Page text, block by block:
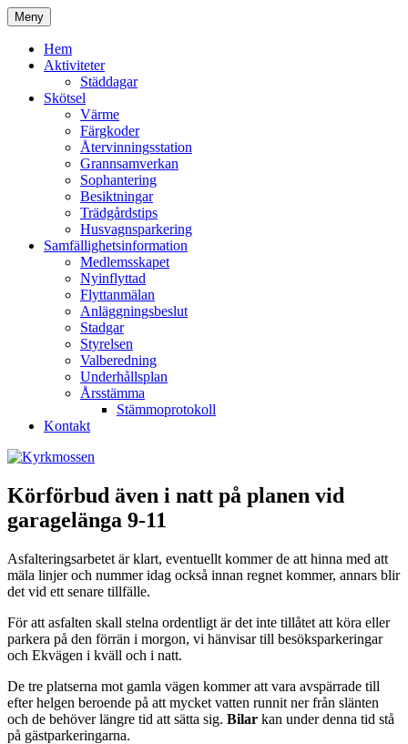
Hoppa
till
innehåll
Kyrkmossen
Meny
Hem
Aktiviteter
Städdagar
Skötsel
Värme
Färgkoder
Återvinningsstation
Grannsamverkan
Sophantering
Besiktningar
Trädgårdstips
Husvagnsparkering
Samfällighetsinformation
Medlemsskapet
Nyinflyttad
Flyttanmälan
Anläggningsbeslut
Stadgar
Styrelsen
Valberedning
Underhållsplan
Årsstämma
Stämmoprotokoll
Kontakt
Körförbud även i natt på planen vid
garagelänga 9-11
Asfalteringsarbetet är klart, eventuellt kommer de att hinna med att
mäla linjer och nummer idag också innan regnet kommer, annars blir
det vid ett senare tillfälle.
För att asfalten skall stelna ordentligt är det inte tillåtet att köra eller
parkera på den förrän i morgon, vi hänvisar till besöksparkeringar
och Ekvägen i kväll och i natt.
De tre platserna mot gamla vägen kommer att vara avspärrade till
efter helgen beroende på att mycket vatten runnit ner från slänten
och de behöver längre tid att sätta sig. Bilar kan under denna tid stå
på gästparkeringarna.